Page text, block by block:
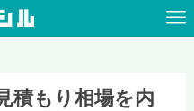
積もり相場を内